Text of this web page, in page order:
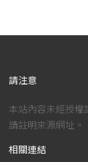
請注意
本站內容未經授
請註明來源網址。
相關連結